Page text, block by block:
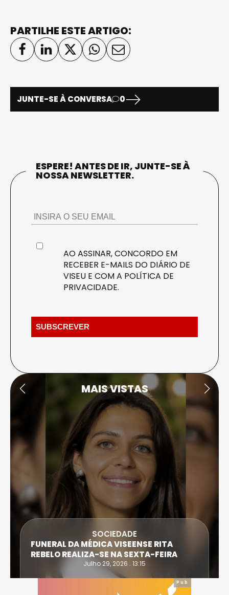
PARTILHE ESTE ARTIGO:
JUNTE-SE À CONVERSA 0
ESPERE! ANTES DE IR, JUNTE-SE À
NOSSA NEWSLETTER.
AO ASSINAR, CONCORDO EM
RECEBER E-MAILS DO DIÁRIO DE
VISEU E COM A POLÍTICA DE
PRIVACIDADE.
MAIS VISTAS
SOCIEDADE
FUNERAL DA MÉDICA VISEENSE RITA
REBELO REALIZA-SE NA SEXTA-FEIRA
Julho 29, 2026 . 13:15
Pub